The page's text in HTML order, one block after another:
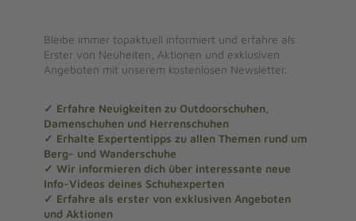
Bleibe immer topaktuell informiert und erfahre als
Erster von Neuheiten, Aktionen und exklusiven
Angeboten mit unserem kostenlosen Newsletter.
✓ Erfahre Neuigkeiten zu Outdoorschuhen,
Damenschuhen und Herrenschuhen
✓ Erhalte Expertentipps zu allen Themen rund um
Berg- und Wanderschuhe
✓ Wir informieren dich über interessante neue
Info-Videos deines Schuhexperten
✓ Erfahre als erster von exklusiven Angeboten
und Aktionen